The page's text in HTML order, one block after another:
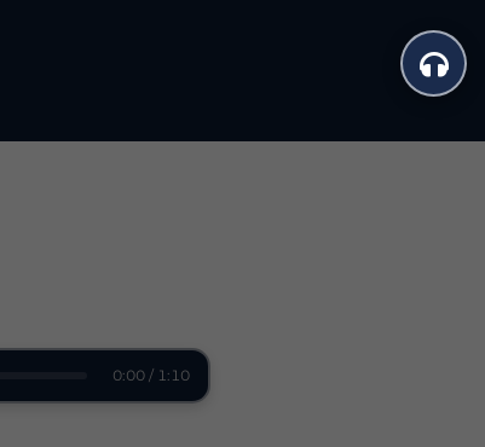
0:00 / 1:10